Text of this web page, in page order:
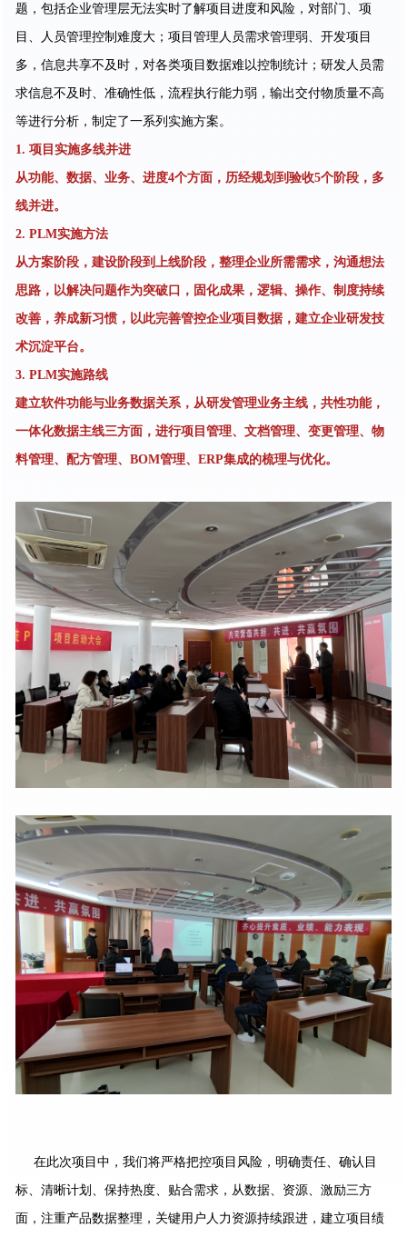
题，包括企业管理层无法实时了解项目进度和风险，对部门、项
目、人员管理控制难度大；项目管理人员需求管理弱、开发项目
多，信息共享不及时，对各类项目数据难以控制统计；研发人员需
求信息不及时、准确性低，流程执行能力弱，输出交付物质量不高
等进行分析，制定了一系列实施方案。
1. 项目实施多线并进
从功能、数据、业务、进度4个方面，历经规划到验收5个阶段，多
线并进。
2. PLM实施方法
从方案阶段，建设阶段到上线阶段，整理企业所需需求，沟通想法
思路，以解决问题作为突破口，固化成果，逻辑、操作、制度持续
改善，养成新习惯，以此完善管控企业项目数据，建立企业研发技
术沉淀平台。
3. PLM实施路线
建立软件功能与业务数据关系，从研发管理业务主线，共性功能，
一体化数据主线三方面，进行项目管理、文档管理、变更管理、物
料管理、配方管理、BOM管理、ERP集成的梳理与优化。
在此次项目中，我们将严格把控项目风险，明确责任、确认目
标、清晰计划、保持热度、贴合需求，从数据、资源、激励三方
面，注重产品数据整理，关键用户人力资源持续跟进，建立项目绩